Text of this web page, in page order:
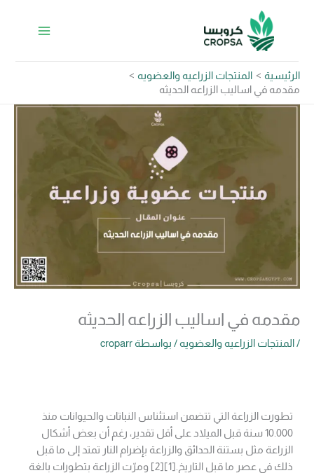
الرئيسية
المنتجات الزراعيه والعضويه
مقدمه في اساليب الزراعه الحديثه
مقدمه في اساليب الزراعه الحديثه
/المنتجات الزراعيه والعضويه/ بواسطةcroparr
تطورت الزراعة التي تتضمن استئناس النباتات والحيوانات منذ
10.000 سنة قبل الميلاد على أقل تقدير، رغم أن بعض أشكال
الزراعة مثل بستنة الحدائق والزراعة بإضرام النار تمتد إلى ما قبل
ذلك في عصر ما قبل التاريخ.[1][2] ومرّت الزراعة بتطورات بالغة
https://api.whatsapp.com/send/?
LinkedIn
Facebook